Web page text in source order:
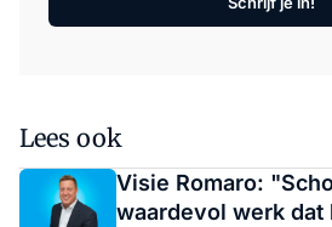
Lees ook
Visie Romaro:
waardevol werk dat